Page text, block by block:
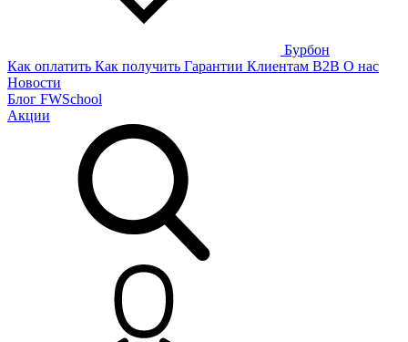
Бурбон
Как оплатить Как получить Гарантии Клиентам B2B О нас
Новости
Блог FWSchool
Акции